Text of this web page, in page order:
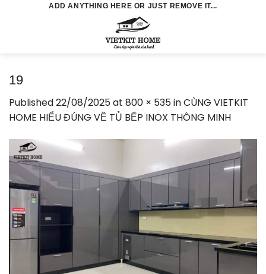
ADD ANYTHING HERE OR JUST REMOVE IT...
19
Published22/08/2025at 800 × 535inCÙNG VIETKIT
HOME HIỂU ĐÚNG VỀ TỦ BẾP INOX THÔNG MINH